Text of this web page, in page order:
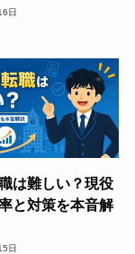
日
は難しい？現役
と対策を本音解
日